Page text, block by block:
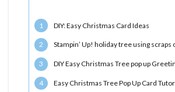
1 DIY: Easy Christmas Card Ideas
2 Stampin’ Up! holiday tree using scraps
3 DIY Easy Christmas Tree pop up
4 Easy Christmas Tree Pop Up Card